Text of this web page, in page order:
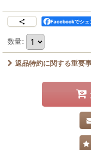
Facebookでシェ
数量:
返品特約に関する重要